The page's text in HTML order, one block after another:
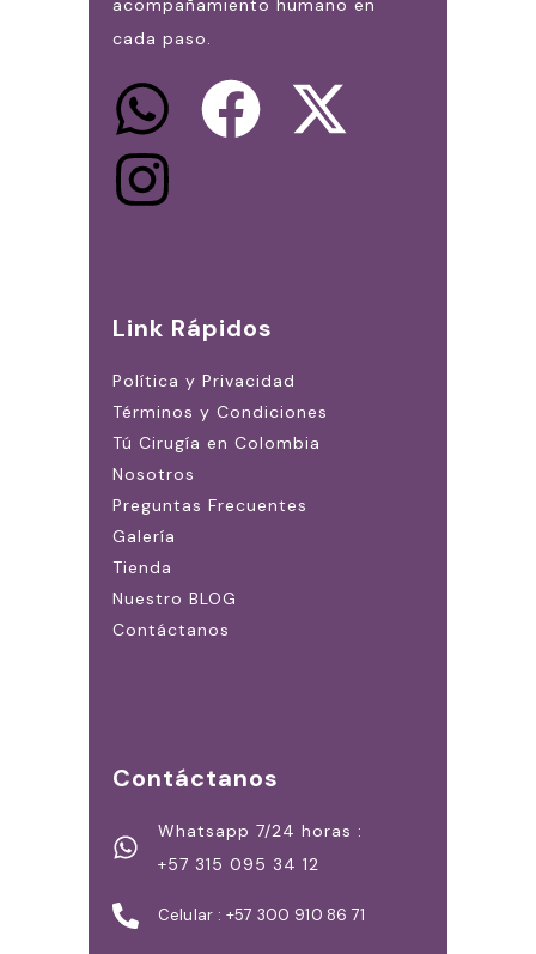
acompañamiento humano en
cada paso.
Link Rápidos
Política y Privacidad
Términos y Condiciones
Tú Cirugía en Colombia
Nosotros
Preguntas Frecuentes
Galería
Tienda
Nuestro BLOG
Contáctanos
Contáctanos
Whatsapp 7/24 horas :
+57 315 095 34 12
Celular : +57 300 910 86 71